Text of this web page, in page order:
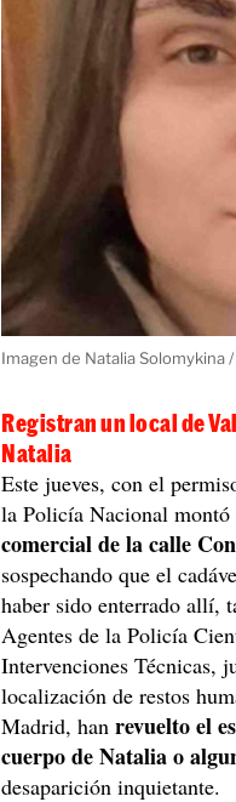
Imagen de Natalia Solomykina
Registran un local de
Natalia
Este jueves, con el
la Policía Nacional
comercial de la calle
sospechando que el
haber sido enterrado allí,
Agentes de la Policía
Intervenciones Técnicas,
localización de restos
Madrid, hanrevuelto el
cuerpo de Natalia o
desaparición inquietante.